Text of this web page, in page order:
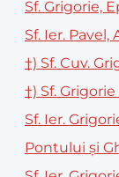
Sf. Grigorie,
Sf. Ier. Pavel,
†) Sf. Cuv.
†) Sf.
Sf. Ier.
Pontului și